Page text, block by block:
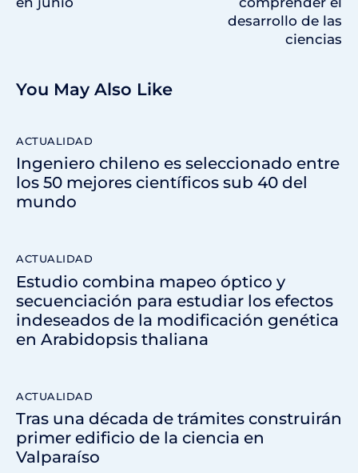
desarrollo de las
ciencias
You May Also Like
ACTUALIDAD
Ingeniero chileno es seleccionado entre
los 50 mejores científicos sub 40 del
mundo
ACTUALIDAD
Estudio combina mapeo óptico y
secuenciación para estudiar los efectos
indeseados de la modificación genética
en Arabidopsis thaliana
ACTUALIDAD
Tras una década de trámites construirán
primer edificio de la ciencia en
Valparaíso